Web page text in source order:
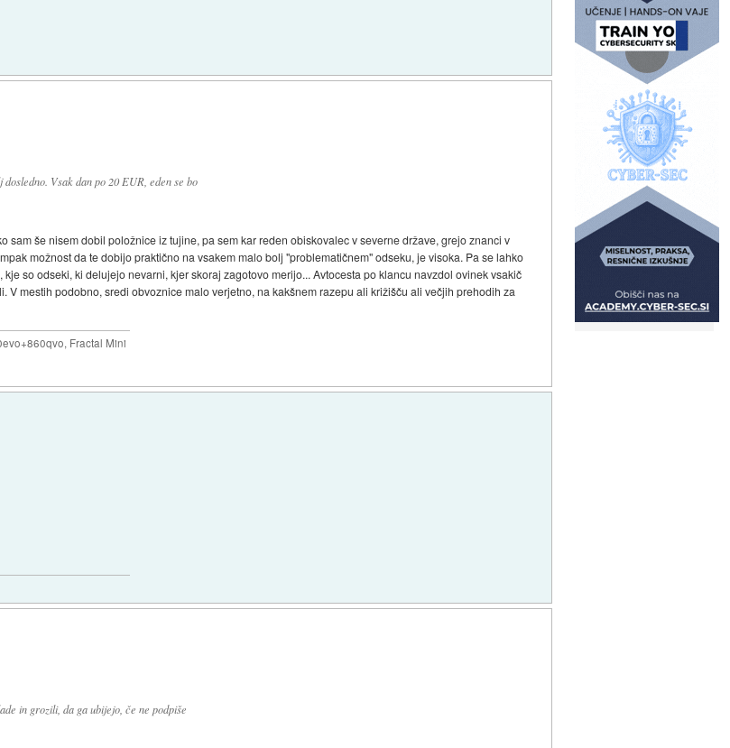
Vsak dan po 20 EUR, eden se bo
sam še nisem dobil položnice iz tujine, pa sem kar reden obiskovalec v severne države, grejo znanci v
možnost da te dobijo praktično na vsakem malo bolj "problematičnem" odseku, je visoka. Pa se lahko
so odseki, ki delujejo nevarni, kjer skoraj zagotovo merijo... Avtocesta po klancu navzdol ovinek vsakič
V mestih podobno, sredi obvoznice malo verjetno, na kakšnem razepu ali križišču ali večjih prehodih za
Fractal Mini
in grozili, da ga ubijejo, če ne podpiše